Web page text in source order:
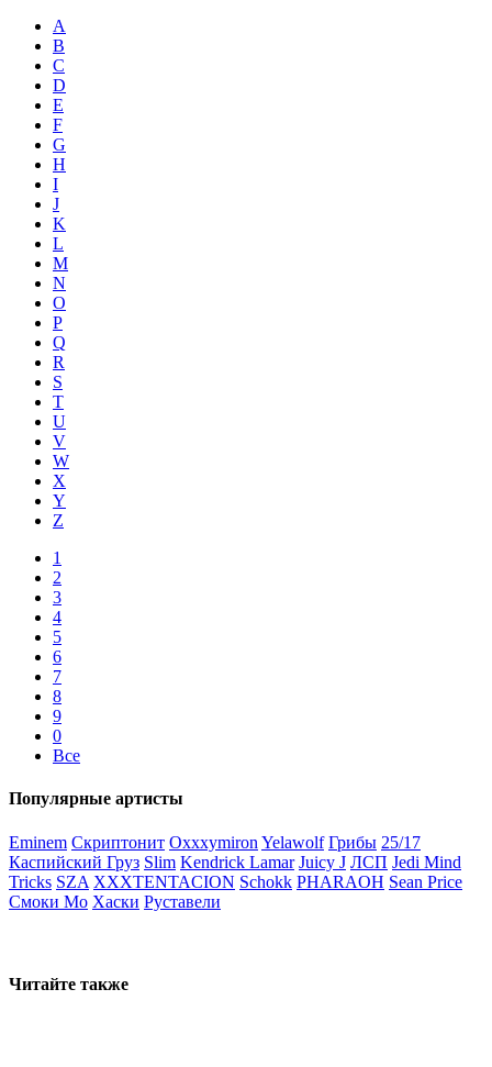
A
B
C
D
E
F
G
H
I
J
K
L
M
N
O
P
Q
R
S
T
U
V
W
X
Y
Z
1
2
3
4
5
6
7
8
9
0
Все
Популярные артисты
Eminem Скриптонит Oxxxymiron Yelawolf Грибы 25/17
Каспийский Груз Slim Kendrick Lamar Juicy J ЛСП Jedi Mind
Tricks SZA XXXTENTACION Schokk PHARAOH Sean Price
Смоки Мо Хаски Руставели
Читайте также